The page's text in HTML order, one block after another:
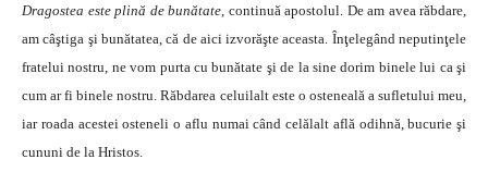
Dragostea este plină de bunătate, continuă apostolul. De am avea răbdare,
am câştiga şi bunătatea, că de aici izvorăşte aceasta. Înţelegând neputinţele
fratelui nostru, ne vom purta cu bunătate şi de la sine dorim binele lui ca şi
cum ar fi binele nostru. Răbdarea celuilalt este o osteneală a sufletului meu,
iar roada acestei osteneli o aflu numai când celălalt află odihnă, bucurie şi
cununi de la Hristos.